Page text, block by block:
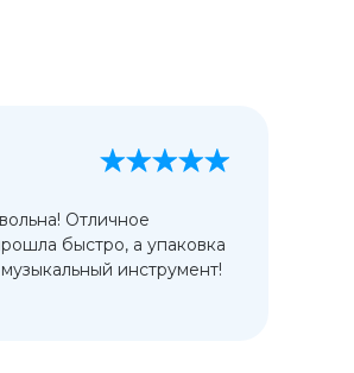
Отличное
быстро, а упаковка
инструмент!